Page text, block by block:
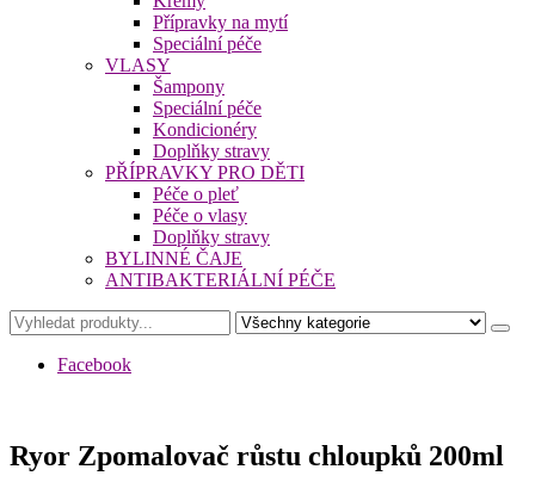
Přípravky na mytí
Speciální péče
VLASY
Šampony
Speciální péče
Kondicionéry
Doplňky stravy
PŘÍPRAVKY PRO DĚTI
Péče o pleť
Péče o vlasy
Doplňky stravy
BYLINNÉ ČAJE
ANTIBAKTERIÁLNÍ PÉČE
Facebook
Ryor Zpomalovač růstu chloupků 200ml